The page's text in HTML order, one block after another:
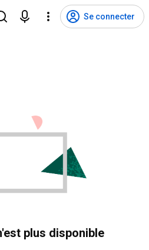
Se connecter
plus disponible